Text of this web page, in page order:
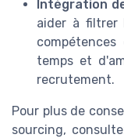
Intégration
aider à filtrer
temps et
recrutement.
Pour plus de
sourcing,